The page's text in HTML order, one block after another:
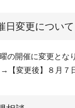
日変更について
の開催に変更とな
→【変更後】８月７